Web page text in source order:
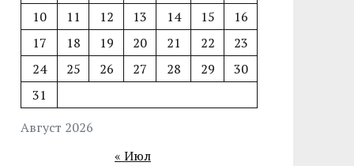
Август 2026
10
11 12 13 14 15
16
17
18 19 20 21 22
23
24
25 26 27 28 29
30
31
« Июл